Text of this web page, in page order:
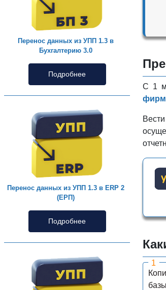
Перенос данных из УПП 1.3 в
Бухгалтерию 3.0
Подробнее
Перенос данных из УПП 1.3 в ERP 2
(ЕРП)
Подробнее
С 1